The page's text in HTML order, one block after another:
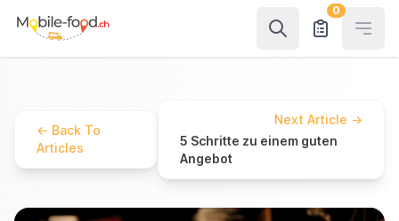
0
← Back To
Articles
Next Article →
5 Schritte zu einem guten
Angebot